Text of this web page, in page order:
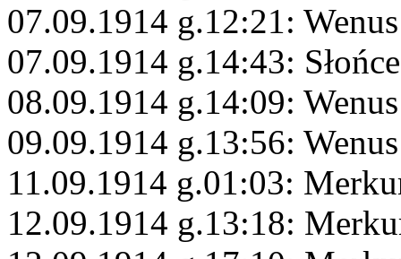
07.09.1914 g.12:21:
07.09.1914 g.14:43:
08.09.1914 g.14:09:
09.09.1914 g.13:56:
11.09.1914 g.01:03:
12.09.1914 g.13:18: